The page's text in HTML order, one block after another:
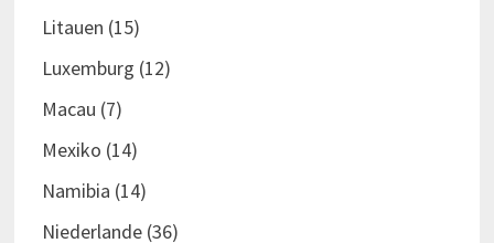
Litauen (15)
Luxemburg (12)
Macau (7)
Mexiko (14)
Namibia (14)
Niederlande(36)